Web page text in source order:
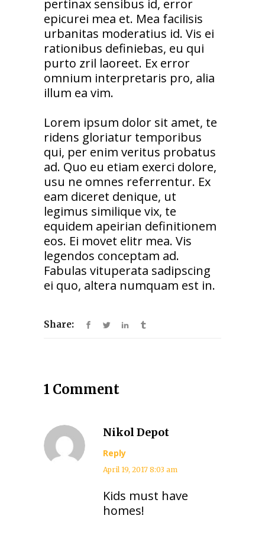
pertinax sensibus id, error
epicurei mea et. Mea facilisis
urbanitas moderatius id. Vis ei
rationibus definiebas, eu qui
purto zril laoreet. Ex error
omnium interpretaris pro, alia
illum ea vim.
Lorem ipsum dolor sit amet, te
ridens gloriatur temporibus
qui, per enim veritus probatus
ad. Quo eu etiam exerci dolore,
usu ne omnes referrentur. Ex
eam diceret denique, ut
legimus similique vix, te
equidem apeirian definitionem
eos. Ei movet elitr mea. Vis
legendos conceptam ad.
Fabulas vituperata sadipscing
ei quo, altera numquam est in.
Share:
1 Comment
Nikol Depot
Reply
April 19, 2017 8:03 am
Kids must have
homes!